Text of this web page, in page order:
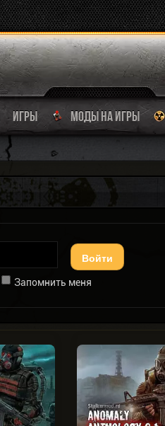
ИГРЫ МОДЫ НА ИГРЫ
Войти
Запомнить меня